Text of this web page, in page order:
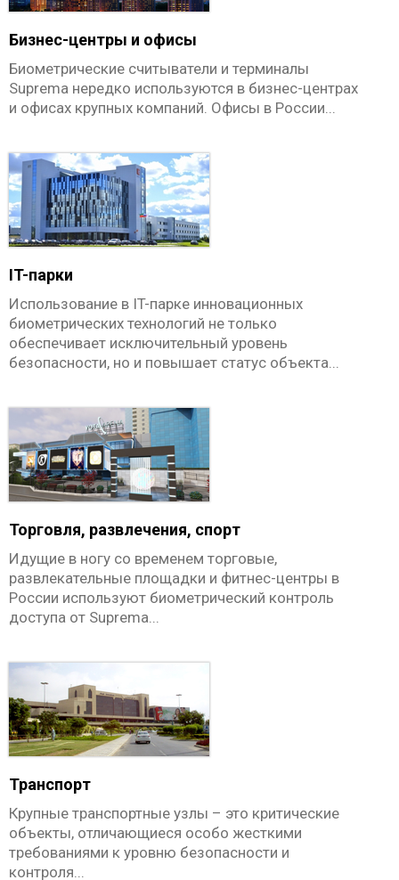
Технические материалы
О КОМПАНИИ
НОВОСТИ
КОНТАКТЫ
Бизнес-центры и офисы
Биометрические считыватели и терминалы
Suprema нередко используются в бизнес-центрах
и офисах крупных компаний. Офисы в России...
IT-парки
Использование в IT-парке инновационных
биометрических технологий не только
обеспечивает исключительный уровень
безопасности, но и повышает статус объекта...
Торговля, развлечения, спорт
Идущие в ногу со временем торговые,
развлекательные площадки и фитнес-центры в
России используют биометрический контроль
доступа от Suprema...
Транспорт
Крупные транспортные узлы – это критические
объекты, отличающиеся особо жесткими
требованиями к уровню безопасности и
контроля...